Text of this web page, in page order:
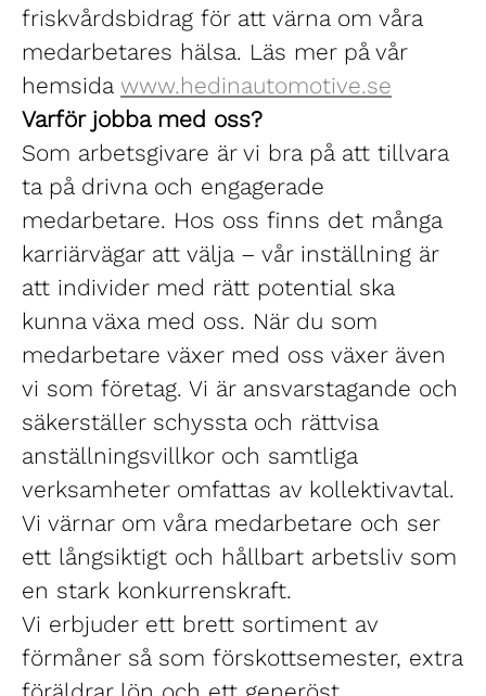
friskvårdsbidrag för att värna om våra
medarbetares hälsa. Läs mer på vår
hemsida www.hedinautomotive.se
Varför jobba med oss?
Som arbetsgivare är vi bra på att tillvara
ta på drivna och engagerade
medarbetare. Hos oss finns det många
karriärvägar att välja – vår inställning är
att individer med rätt potential ska
kunna växa med oss. När du som
medarbetare växer med oss växer även
vi som företag. Vi är ansvarstagande och
säkerställer schyssta och rättvisa
anställningsvillkor och samtliga
verksamheter omfattas av kollektivavtal.
Vi värnar om våra medarbetare och ser
ett långsiktigt och hållbart arbetsliv som
en stark konkurrenskraft.
Vi erbjuder ett brett sortiment av
förmåner så som förskottsemester, extra